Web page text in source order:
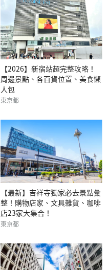
【2026】新宿站超完整攻略！
周邊景點、各百貨位置、美食懶
人包
東京都
【最新】吉祥寺獨家必去景點彙
整！購物店家、文具雜貨、咖啡
店23家大集合！
東京都